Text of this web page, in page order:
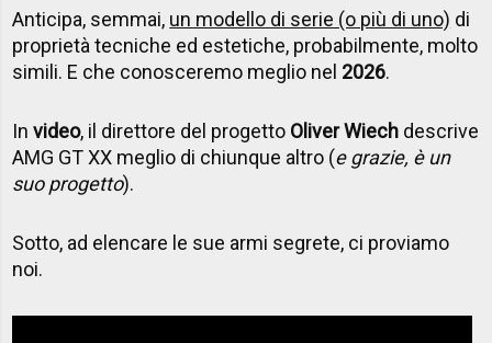
Anticipa, semmai, un modello di serie (o più di uno) di
proprietà tecniche ed estetiche, probabilmente, molto
simili. E che conosceremo meglio nel 2026.
Invideo, il direttore del progetto Oliver Wiech descrive
AMG GT XX meglio di chiunque altro (e grazie, è un
suo progetto).
Sotto, ad elencare le sue armi segrete, ci proviamo
noi.